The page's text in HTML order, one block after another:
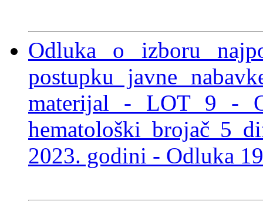
Odluka o izboru
postupku javne
materijal - LOT 9 -
hematološki brojač 5
2023. godini - Odluka